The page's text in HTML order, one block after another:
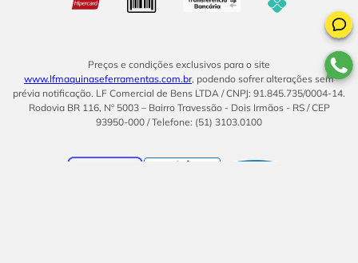
Preços e condições exclusivos para o site
www.lfmaquinaseferramentas.com.br, podendo sofrer alterações sem
prévia notificação. LF Comercial de Bens LTDA / CNPJ: 91.845.735/0004-14.
Rodovia BR 116, Nº 5003 – Bairro Travessão - Dois Irmãos - RS / CEP
93950-000 / Telefone: (51) 3103.0100